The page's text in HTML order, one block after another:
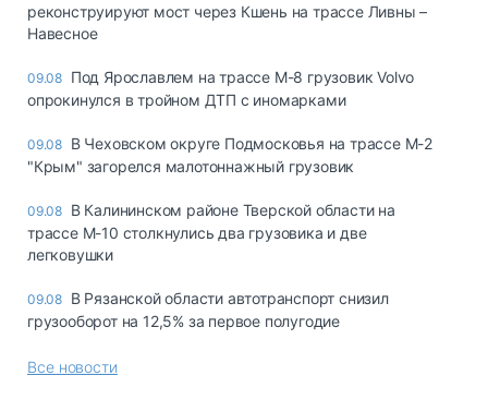
реконструируют мост через Кшень на трассе Ливны –
Навесное
09.08 Под Ярославлем на трассе М-8 грузовик Volvo
опрокинулся в тройном ДТП с иномарками
09.08 В Чеховском округе Подмосковья на трассе М-2
"Крым" загорелся малотоннажный грузовик
09.08 В Калининском районе Тверской области на
трассе М-10 столкнулись два грузовика и две
легковушки
09.08 В Рязанской области автотранспорт снизил
грузооборот на 12,5% за первое полугодие
Все новости